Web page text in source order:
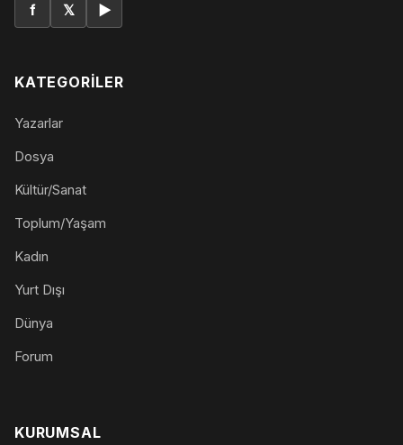
f 𝕏 ▶
KATEGORILER
Yazarlar
Dosya
Kültür/Sanat
Toplum/Yaşam
Kadın
Yurt Dışı
Dünya
Forum
KURUMSAL